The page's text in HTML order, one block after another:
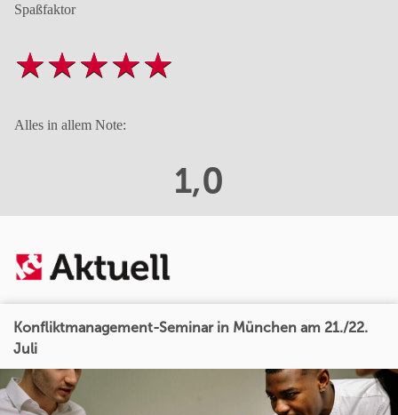
Spaßfaktor
Alles in allem Note:
1,0
Konfliktmanagement-Seminar in München am 21./22.
Juli